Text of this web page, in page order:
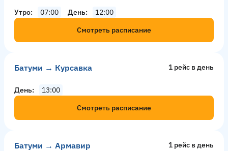
Утро 07:00 День
12:00
Смотреть расписание
Батуми → Курсавка 1 рейс в день
День
13:00
Смотреть расписание
Батуми → Армавир 1 рейс в день